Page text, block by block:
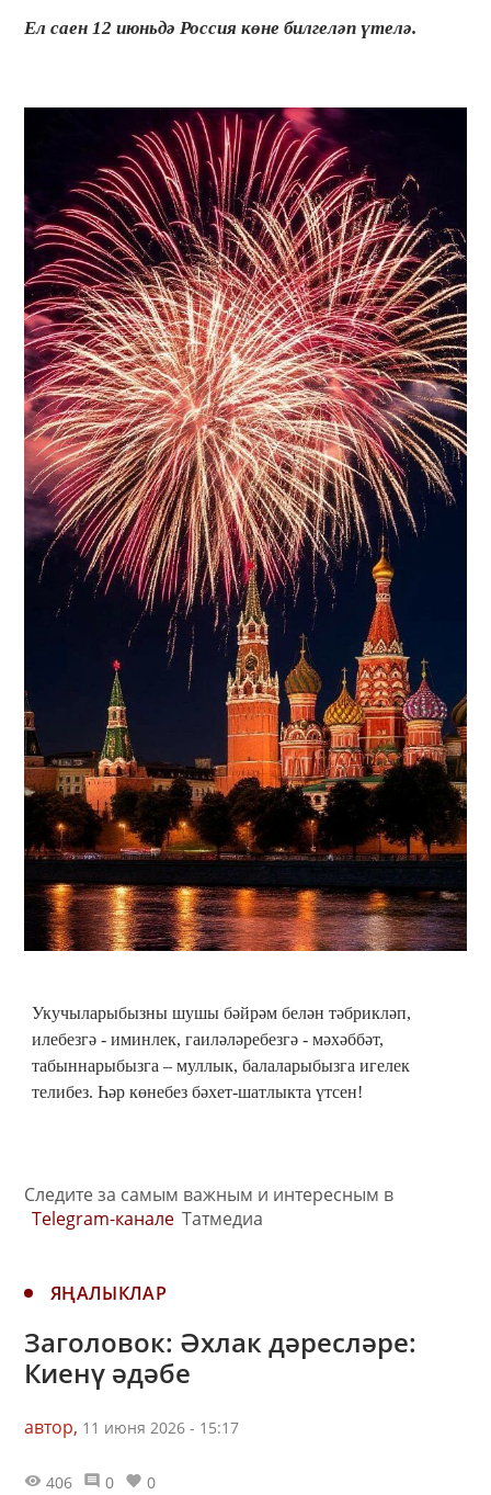
Ел саен 12 июньдә Россия көне билгеләп үтелә.
Укучыларыбызны шушы бәйрәм белән тәбрикләп,
илебезгә - иминлек, гаиләләребезгә - мәхәббәт,
табыннарыбызга – муллык, балаларыбызга игелек
телибез. Һәр көнебез бәхет-шатлыкта үтсен!
Следите за самым важным и интересным в
Telegram-канале Татмедиа
ЯҢАЛЫКЛАР
Заголовок: Әхлак дәресләре:
Киенү әдәбе
автор, 11 июня 2026 - 15:17
406 0 0